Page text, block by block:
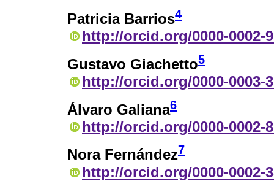
Patricia Barrios4
http://orcid.org/0000-0002-
Gustavo Giachetto5
http://orcid.org/0000-0003-
Álvaro Galiana6
http://orcid.org/0000-0002-
Nora Fernández7
http://orcid.org/0000-0002-